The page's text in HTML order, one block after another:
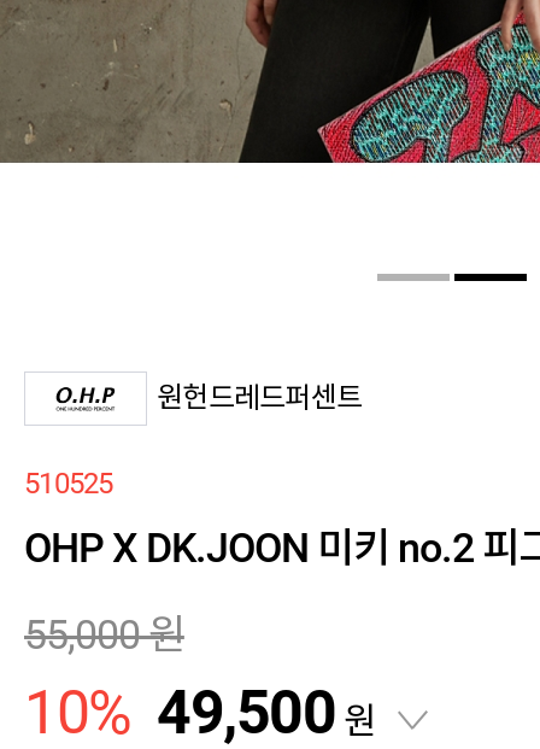
원헌드레드퍼센트
510525
OHP X DK.JOON 미키 no.2 피
55,000원
10% 49,500 원